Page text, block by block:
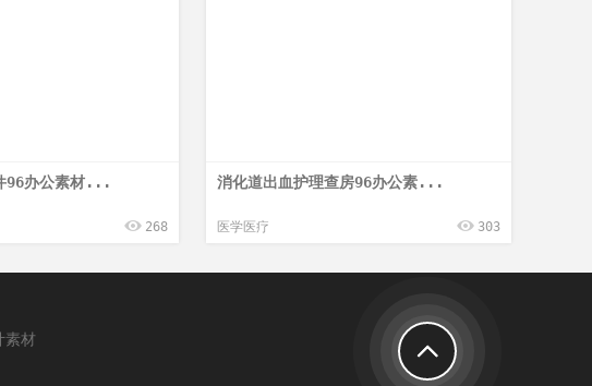
96办公素材...
268
消化道出血护理查房96办公素...
医学医疗 303
素材